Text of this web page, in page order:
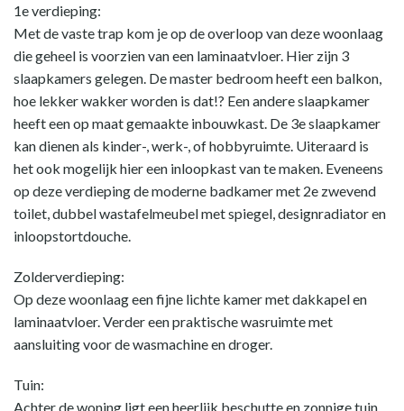
1e verdieping:
Met de vaste trap kom je op de overloop van deze woonlaag
die geheel is voorzien van een laminaatvloer. Hier zijn 3
slaapkamers gelegen. De master bedroom heeft een balkon,
hoe lekker wakker worden is dat!? Een andere slaapkamer
heeft een op maat gemaakte inbouwkast. De 3e slaapkamer
kan dienen als kinder-, werk-, of hobbyruimte. Uiteraard is
het ook mogelijk hier een inloopkast van te maken. Eveneens
op deze verdieping de moderne badkamer met 2e zwevend
toilet, dubbel wastafelmeubel met spiegel, designradiator en
inloopstortdouche.
Zolderverdieping:
Op deze woonlaag een fijne lichte kamer met dakkapel en
laminaatvloer. Verder een praktische wasruimte met
aansluiting voor de wasmachine en droger.
Tuin:
Achter de woning ligt een heerlijk beschutte en zonnige tuin